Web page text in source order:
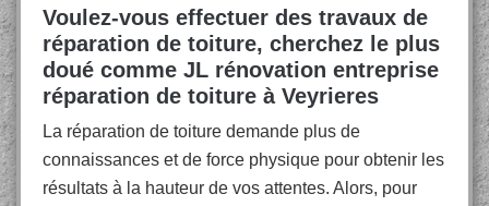
Voulez-vous effectuer des travaux de
réparation de toiture, cherchez le plus
doué comme JL rénovation entreprise
réparation de toiture à Veyrieres
La réparation de toiture demande plus de
connaissances et de force physique pour obtenir les
résultats à la hauteur de vos attentes. Alors, pour